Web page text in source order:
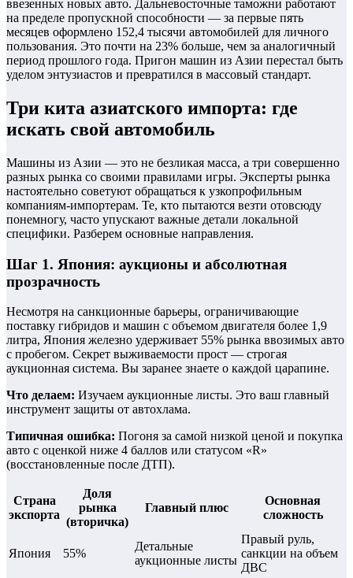
ввезенных новых авто. Дальневосточные таможни работают
на пределе пропускной способности — за первые пять
месяцев оформлено 152,4 тысячи автомобилей для личного
пользования. Это почти на 23% больше, чем за аналогичный
период прошлого года. Пригон машин из Азии перестал быть
уделом энтузиастов и превратился в массовый стандарт.
Три кита азиатского импорта: где
искать свой автомобиль
Машины из Азии — это не безликая масса, а три совершенно
разных рынка со своими правилами игры. Эксперты рынка
настоятельно советуют обращаться к узкопрофильным
компаниям-импортерам. Те, кто пытаются везти отовсюду
понемногу, часто упускают важные детали локальной
специфики. Разберем основные направления.
Шаг 1. Япония: аукционы и абсолютная
прозрачность
Несмотря на санкционные барьеры, ограничивающие
поставку гибридов и машин с объемом двигателя более 1,9
литра, Япония железно удерживает 55% рынка ввозимых авто
с пробегом. Секрет выживаемости прост — строгая
аукционная система. Вы заранее знаете о каждой царапине.
Что делаем: Изучаем аукционные листы. Это ваш главный
инструмент защиты от автохлама.
Типичная ошибка: Погоня за самой низкой ценой и покупка
авто с оценкой ниже 4 баллов или статусом «R»
(восстановленные после ДТП).
Страна
экспорта
Доля
рынка
(вторичка)
Главный плюс
Основная
сложность
Япония 55%
Детальные
аукционные листы
Правый руль,
санкции на объем
ДВС